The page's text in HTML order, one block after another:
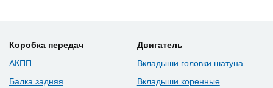
Коробка передач
АКПП
Балка задняя
Двигатель
Вкладыши головки шатуна
Вкладыши коренные